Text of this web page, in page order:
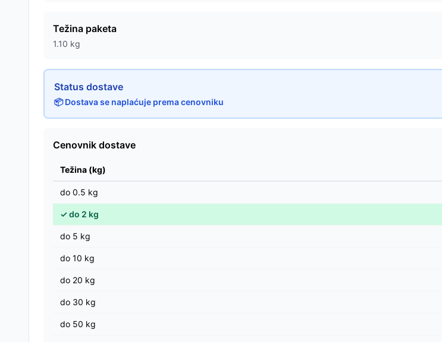
Težina paketa
1.10 kg
Status dostave
📦 Dostava se naplaćuje prema cenovniku
Cenovnik dostave
Težina (kg)
do 0.5 kg
✓do 2 kg
do 5 kg
do 10 kg
do 20 kg
do 30 kg
do 50 kg